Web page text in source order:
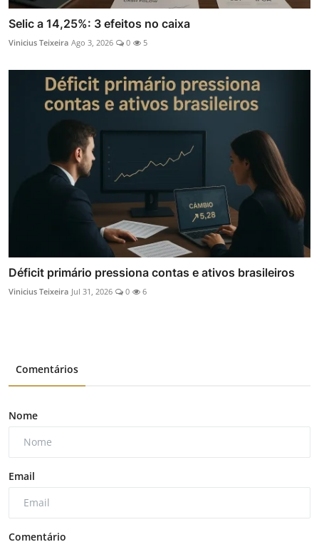
Selic a 14,25%: 3 efeitos no caixa
Vinicius Teixeira Ago 3, 2026 0 5
Déficit primário pressiona contas e ativos brasileiros
Vinicius Teixeira Jul 31, 2026 0 6
Comentários
Nome
Email
Comentário